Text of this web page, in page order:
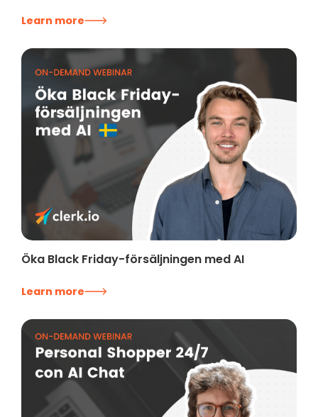
Learn more
Öka Black Friday-försäljningen med AI
Learn more